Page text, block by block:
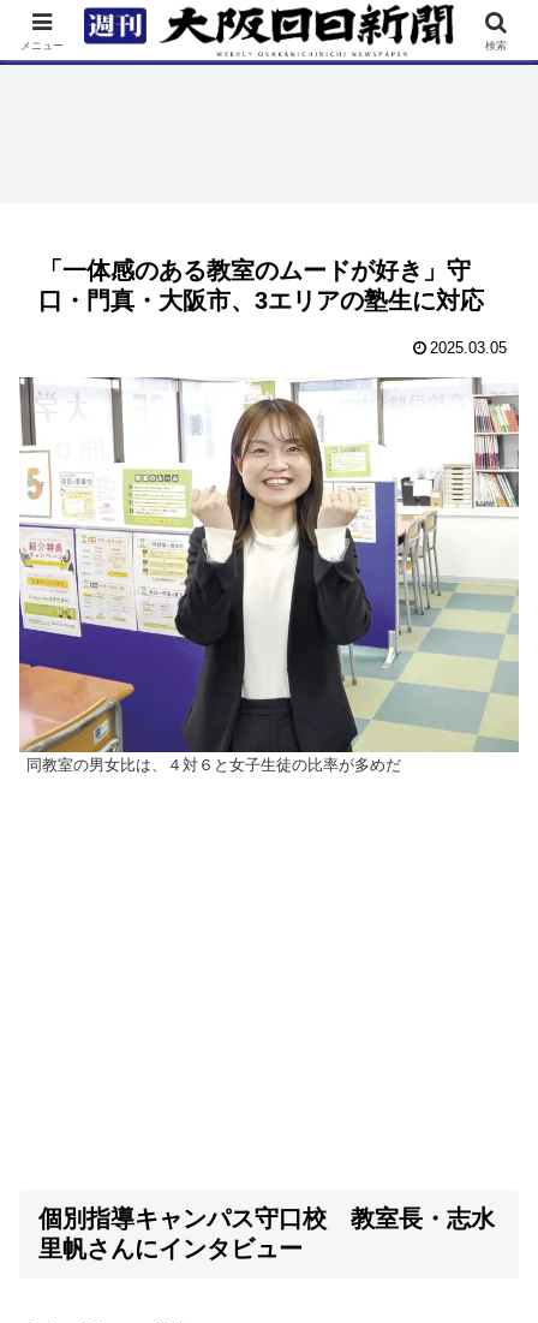
TOP 特集 ニュース 連載 街ネタ イベント
「一体感のある教室のムードが好き」守
口・門真・大阪市、3エリアの塾生に対応
2025.03.05
同教室の男女比は、４対６と女子生徒の比率が多めだ
個別指導キャンパス守口校 教室長・志水
里帆さんにインタビュー
メニュー 検索